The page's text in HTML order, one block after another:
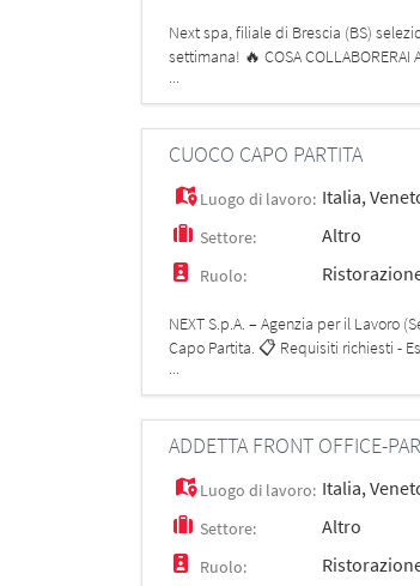
Next spa, filiale di Brescia (BS)
settimana! 🔥 COSA
gli scaffa
...
CUOCO CAPO PARTITA
Luogo di lavoro: Italia,
Settore: Altro
Ruolo:
NEXT S.p.A. – Agenzia per il Lavoro
Capo Partita. 📋 Requisiti richiesti -
ristorazione di
...
ADDETTA FRONT OFFICE-
Luogo di lavoro: Italia,
Settore: Altro
Ruolo: